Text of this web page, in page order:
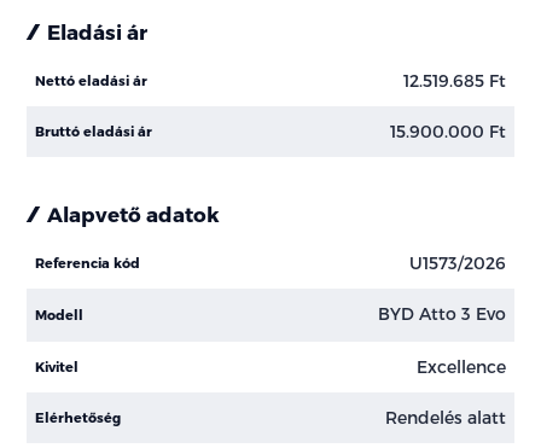
Eladási ár
Nettó eladási ár 12.519.685 Ft
Bruttó eladási ár 15.900.000 Ft
Alapvető adatok
Referencia kód U1573/2026
Modell BYD Atto 3 Evo
Kivitel Excellence
Elérhetőség Rendelés alatt